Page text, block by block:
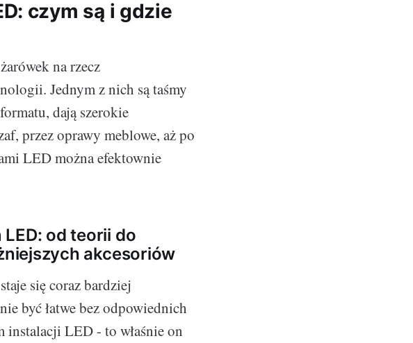
czym są i gdzie
na rzecz
Jednym z nich są taśmy
dają szerokie
przez oprawy meblowe, aż po
LED można efektownie
od teorii do
akcesoriów
się coraz bardziej
być łatwe bez odpowiednich
instalacji LED - to właśnie on